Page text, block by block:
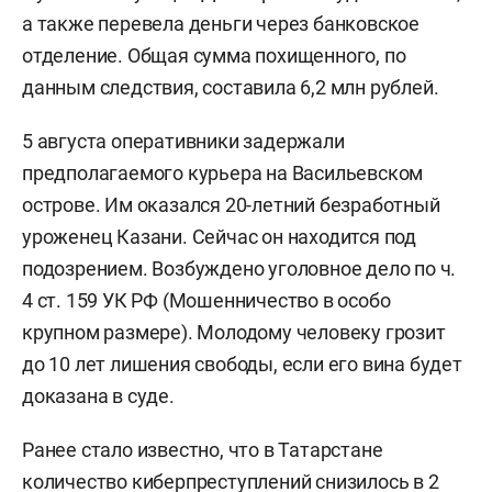
а также перевела деньги через банковское
отделение. Общая сумма похищенного, по
данным следствия, составила 6,2 млн рублей.
5 августа оперативники задержали
предполагаемого курьера на Васильевском
острове. Им оказался 20-летний безработный
уроженец Казани. Сейчас он находится под
подозрением. Возбуждено уголовное дело по ч.
4 ст. 159 УК РФ (Мошенничество в особо
крупном размере). Молодому человеку грозит
до 10 лет лишения свободы, если его вина будет
доказана в суде.
Ранее стало известно, что в Татарстане
количество киберпреступленийснизилось в 2